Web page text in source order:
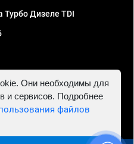
Турбо Дизеле TDI
ИНН 781302555843,
Они необходимы для
и сервисов. Подробнее
файлов